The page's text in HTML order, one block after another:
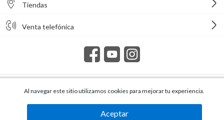
Tiendas
Venta telefónica
Todos los derechos reservados Homecenter Sodimac S.A. | R.U.T.
216996650015.
Al navegar este sitio utilizamos cookies para mejorar tu experiencia.
Aceptar